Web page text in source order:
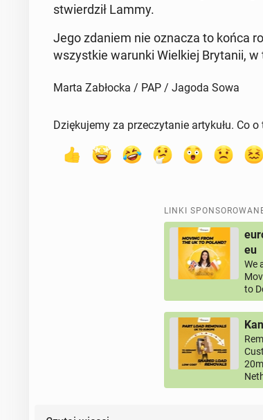
stwier­dził Lammy.
Jego zdaniem nie oznacza to końca
wszyst­kie warunki Wiel­kiej Bry­ta­nii,
Marta Zabłocka / PAP / Jagoda Sowa
Dziękujemy za przeczytanie artykułu. Co
LINKI
eu
We
to